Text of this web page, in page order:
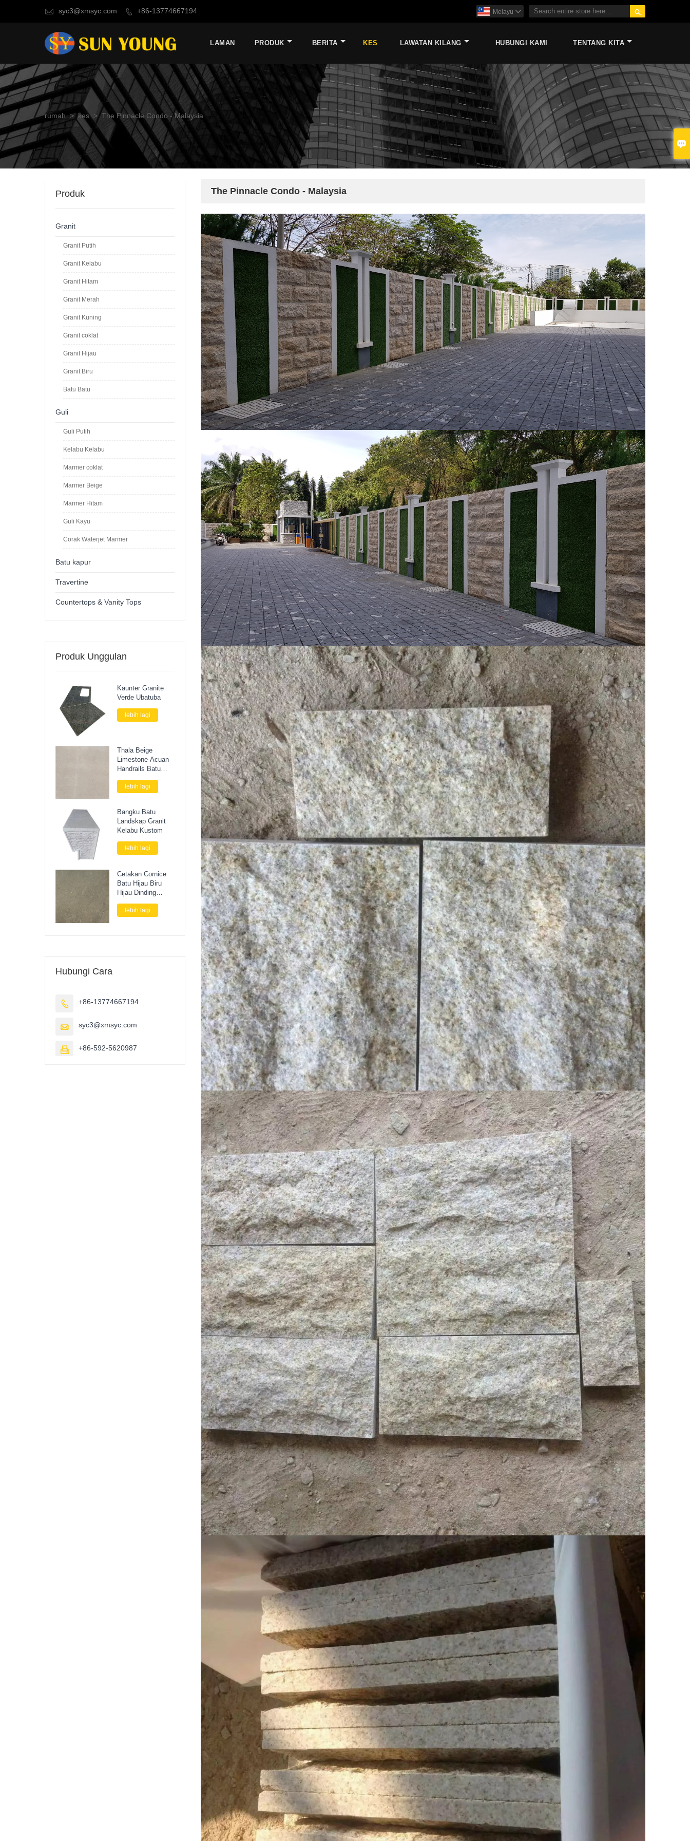

 syc3@xmsyc.com  +86-13774667194 
Melayu 
LAMAN PRODUK BERITA KES LAWATAN KILANG HUBUNGI KAMI TENTANG KITA
rumah > kes > The Pinnacle Condo - Malaysia
The Pinnacle Condo - Malaysia
Produk
Granit
Granit Putih
Granit Kelabu
Granit Hitam
Granit Merah
Granit Kuning
Granit coklat
Granit Hijau
Granit Biru
Batu Batu
Guli
Guli Putih
Kelabu Kelabu
Marmer coklat
Marmer Beige
Marmer Hitam
Guli Kayu
Corak Waterjet Marmer
Batu kapur
Travertine
Countertops & Vanity Tops
Produk Unggulan
Kaunter Granite
Verde Ubatuba
lebih lagi
Thala Beige
Limestone Acuan
Handrails Batu
Cornice
lebih lagi
Bangku Batu
Landskap Granit
Kelabu Kustom
lebih lagi
Cetakan Cornice
Batu Hijau Biru
Hijau Dinding
Luaran
lebih lagi
Hubungi Cara
 +86-13774667194
 syc3@xmsyc.com
 +86-592-5620987